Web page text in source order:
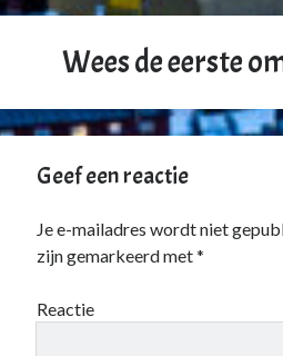
Wees de eerste
Geef een reactie
Je e-mailadres wordt niet
zijn gemarkeerd met*
Reactie